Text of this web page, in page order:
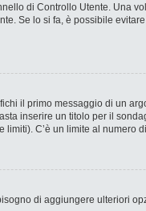
di Controllo Utente. Una
Se lo si fa, è possibile
il primo messaggio di un
inserire un titolo per il
C’è un limite al numero
di aggiungere ulteriori